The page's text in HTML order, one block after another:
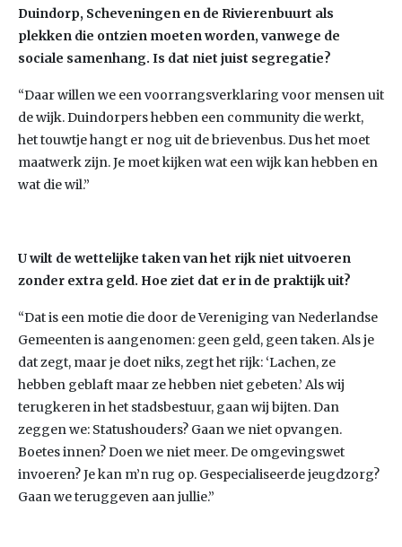
Duindorp, Scheveningen en de Rivierenbuurt als
plekken die ontzien moeten worden, vanwege de
sociale samenhang. Is dat niet juist segregatie?
“Daar willen we een voorrangsverklaring voor mensen uit
de wijk. Duindorpers hebben een community die werkt,
het touwtje hangt er nog uit de brievenbus. Dus het moet
maatwerk zijn. Je moet kijken wat een wijk kan hebben en
wat die wil.”
U wilt de wettelijke taken van het rijk niet uitvoeren
zonder extra geld. Hoe ziet dat er in de praktijk uit?
“Dat is een motie die door de Vereniging van Nederlandse
Gemeenten is aangenomen: geen geld, geen taken. Als je
dat zegt, maar je doet niks, zegt het rijk: ‘Lachen, ze
hebben geblaft maar ze hebben niet gebeten.’ Als wij
terugkeren in het stadsbestuur, gaan wij bijten. Dan
zeggen we: Statushouders? Gaan we niet opvangen.
Boetes innen? Doen we niet meer. De omgevingswet
invoeren? Je kan m’n rug op. Gespecialiseerde jeugdzorg?
Gaan we teruggeven aan jullie.”